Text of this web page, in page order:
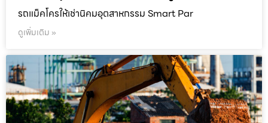
รถแม็คโครให้เช่านิคมอุตสาหกรรม Smart Par
ดูเพิ่มเติม »